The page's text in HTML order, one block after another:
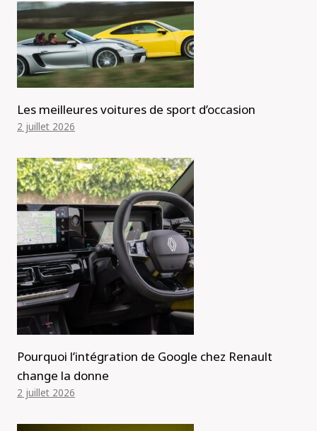
Les meilleures voitures de sport d’occasion
2 juillet 2026
Pourquoi l’intégration de Google chez Renault
change la donne
2 juillet 2026